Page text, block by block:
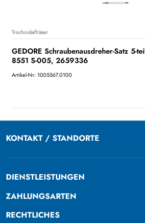
Trochoidalfräser
GEDORE Schraubenausdreher-Satz 5-
8551 S-005, 2659336
Artikel-Nr: 1005567.0100
KONTAKT / STANDORTE
DIENSTLEISTUNGEN
ZAHLUNGSARTEN
RECHTLICHES